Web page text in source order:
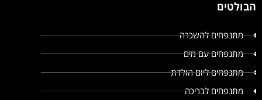
הבולטים
מתנפחים להשכרה
מתנפחים עם מים
מתנפחים ליום הולדת
מתנפחים לבריכה